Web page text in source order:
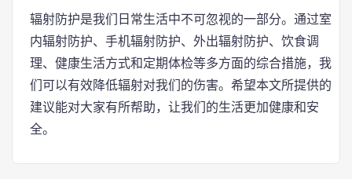
辐射防护是我们日常生活中不可忽视的一部分。通过室
内辐射防护、手机辐射防护、外出辐射防护、饮食调
理、健康生活方式和定期体检等多方面的综合措施，我
们可以有效降低辐射对我们的伤害。希望本文所提供的
建议能对大家有所帮助，让我们的生活更加健康和安
全。